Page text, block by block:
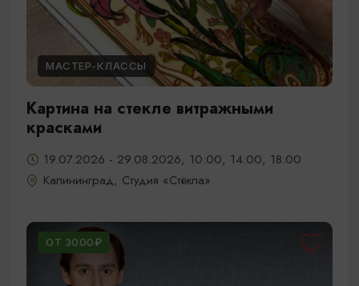
МАСТЕР-КЛАССЫ
Картина на стекле витражными
красками
19.07.2026 - 29.08.2026, 10:00, 14:00, 18:00
Калининград, Студия «Стёкла»
ОТ 3000₽